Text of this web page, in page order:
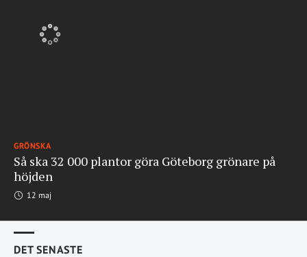
GRÖNSKA
Så ska 32 000 plantor göra Göteborg grönare på
höjden
12 maj
DET SENASTE